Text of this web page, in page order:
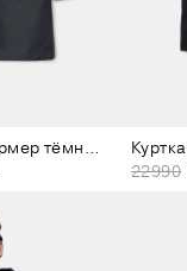
Куртка-трансформер тёмно-серая
22990